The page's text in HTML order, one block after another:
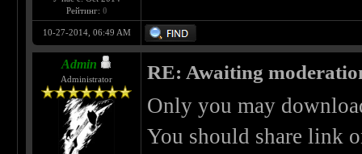
Рейтинг: 0
10-27-2014, 06:49 AM
Admin
Administrator RE: Awaiting
Only you may
You should share link